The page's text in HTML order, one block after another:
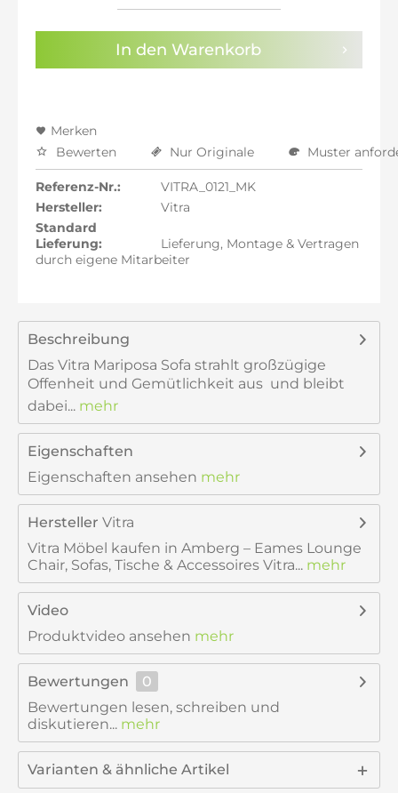
Sie haben dieDatenschutzbestimmungen
Kenntnis genommen.
In den Warenkorb
Merken
Bewerten
Nur Originale Muster
Referenz-Nr.:
VITRA_0121_MK
Hersteller:
Vitra
Standard
Lieferung:
Lieferung, Montage & Vertragen
durch eigene Mitarbeiter
Beschreibung
Das Vitra Mariposa Sofa strahlt großzügige
Offenheit und Gemütlichkeit aus  und bleibt
dabei... mehr
Eigenschaften
Eigenschaften ansehen mehr
Hersteller Vitra
Vitra Möbel kaufen in Amberg – Eames Lounge
Chair, Sofas, Tische & Accessoires Vitra... mehr
Video
Produktvideo ansehen mehr
Bewertungen
0
Bewertungen lesen, schreiben und
diskutieren... mehr
Varianten & ähnliche Artikel